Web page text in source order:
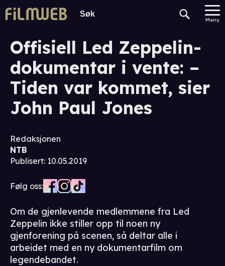
Meny
Offisiell Led Zeppelin-
dokumentar i vente: –
Tiden var kommet, sier
John Paul Jones
Redaksjonen
NTB
Publisert: 10.05.2019
Følg oss:
Om de gjenlevende medlemmene fra Led
Zeppelin ikke stiller opp til noen ny
gjenforening på scenen, så deltar alle i
arbeidet med en ny dokumentarfilm om
legendebandet.